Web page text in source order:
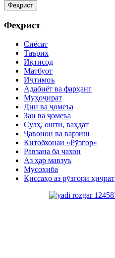
Феҳрист
Феҳрист
Сиёсат
Таърих
Иқтисод
Матбуот
Иҷтимоъ
Адабиёт ва фарҳанг
Муҳоҷират
Дин ва ҷомеъа
Зан ва ҷомеъа
Сулҳ, оштӣ, ваҳдат
Ҷавонон ва варзиш
Китобхонаи «Рӯзгор»
Равзана ба ҷахон
Аз ҳар мавзуъ
Мусоҳиба
Қиссаҳо аз рӯзгори ҳиҷрат